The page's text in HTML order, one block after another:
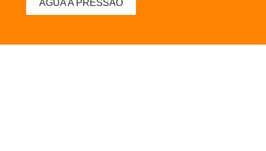
ÁGUA A PRESSÃO